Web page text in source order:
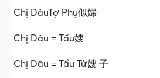
Chị DâuTợ Phụ似婦
Chị Dâu = Tẩu嫂
Chị Dâu = Tẩu Tử嫂 子